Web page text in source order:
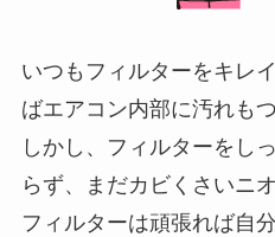
いつもフィルターをキレ
ばエアコン内部に汚れも
しかし、フィルターをし
らず、まだカビくさいニ
フィルターは頑張れば自